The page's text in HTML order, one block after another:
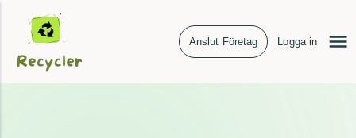
Anslut Företag Logga in